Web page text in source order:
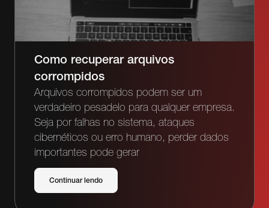
Como recuperar arquivos
corrompidos
Arquivos corrompidos podem ser um
verdadeiro pesadelo para qualquer empresa.
Seja por falhas no sistema, ataques
cibernéticos ou erro humano, perder dados
importantes pode gerar
Continuar lendo